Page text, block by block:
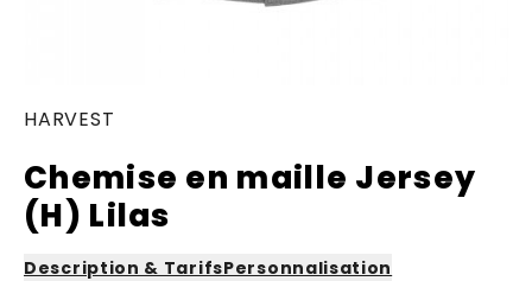
HARVEST
Chemise en maille Jersey
(H) Lilas
Description & TarifsPersonnalisation